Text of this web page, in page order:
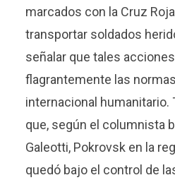
marcados con la Cruz
transportar soldados
señalar que tales
flagrantemente las
internacional humanitario.
que, según el columnista
Galeotti, Pokrovsk en la
quedó bajo el control de